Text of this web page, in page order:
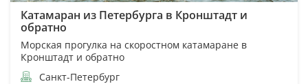
Катамаран из Петербурга в Кронштадт и
обратно
Морская прогулка на скоростном катамаране в
Кронштадт и обратно
Санкт-Петербург